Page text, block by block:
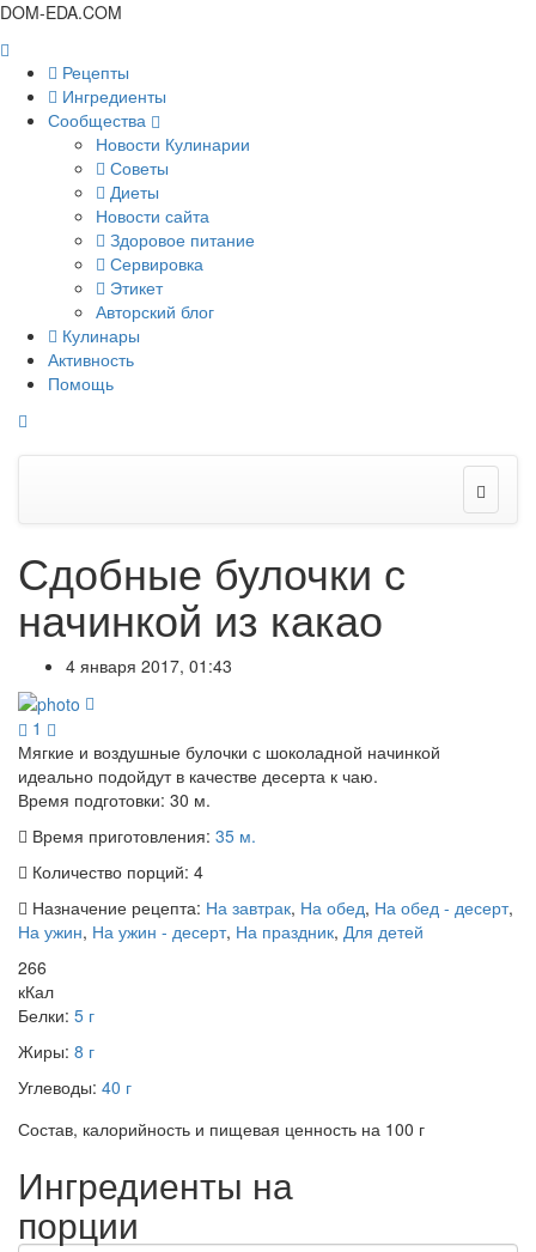
DOM-EDA.COM
Рецепты
Ингредиенты
Сообщества
Новости Кулинарии
Советы
Диеты
Новости сайта
Здоровое питание
Сервировка
Этикет
Авторский блог
Кулинары
Активность
Помощь
Сдобные булочки с
начинкой из какао
4 января 2017, 01:43
1
Мягкие и воздушные булочки с шоколадной начинкой
идеально подойдут в качестве десерта к чаю.
Время подготовки: 30 м.
Время приготовления: 35 м.
Количество порций: 4
Назначение рецепта: На завтрак, На обед, На обед - десерт,
На ужин, На ужин - десерт, На праздник, Для детей
266
кКал
Белки: 5 г
Жиры: 8 г
Углеводы: 40 г
Состав, калорийность и пищевая ценность на 100 г
Ингредиенты на
порции